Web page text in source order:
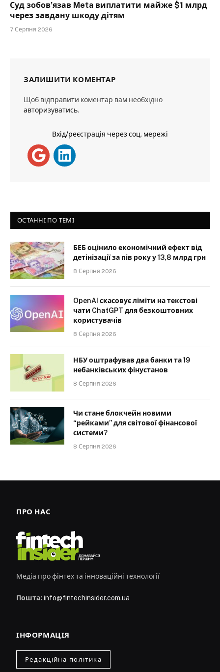
Суд зобов’язав Meta виплатити майже $1 млрд
через завдану шкоду дітям
7 Серпня 2026
ЗАЛИШИТИ КОМЕНТАР
Щоб відправити коментар вам необхідно
авторизуватись.
Вхід/реєстрація через соц. мережі
ОСТАННІ ПО ТЕМІ
БЕБ оцінило економічний ефект від
детінізації за пів року у 13,8 млрд грн
8 Серпня 2026
OpenAI скасовує ліміти на текстові
чати ChatGPT для безкоштовних
користувачів
8 Серпня 2026
НБУ оштрафував два банки та 19
небанківських фінустанов
8 Серпня 2026
Чи стане блокчейн новими
“рейками” для світової фінансової
системи?
8 Серпня 2026
ПРО НАС
Медіа про фінтех та інноваційні технології
Пошта: info@fintechinsider.com.ua
ІНФОРМАЦІЯ
Редакційна політика